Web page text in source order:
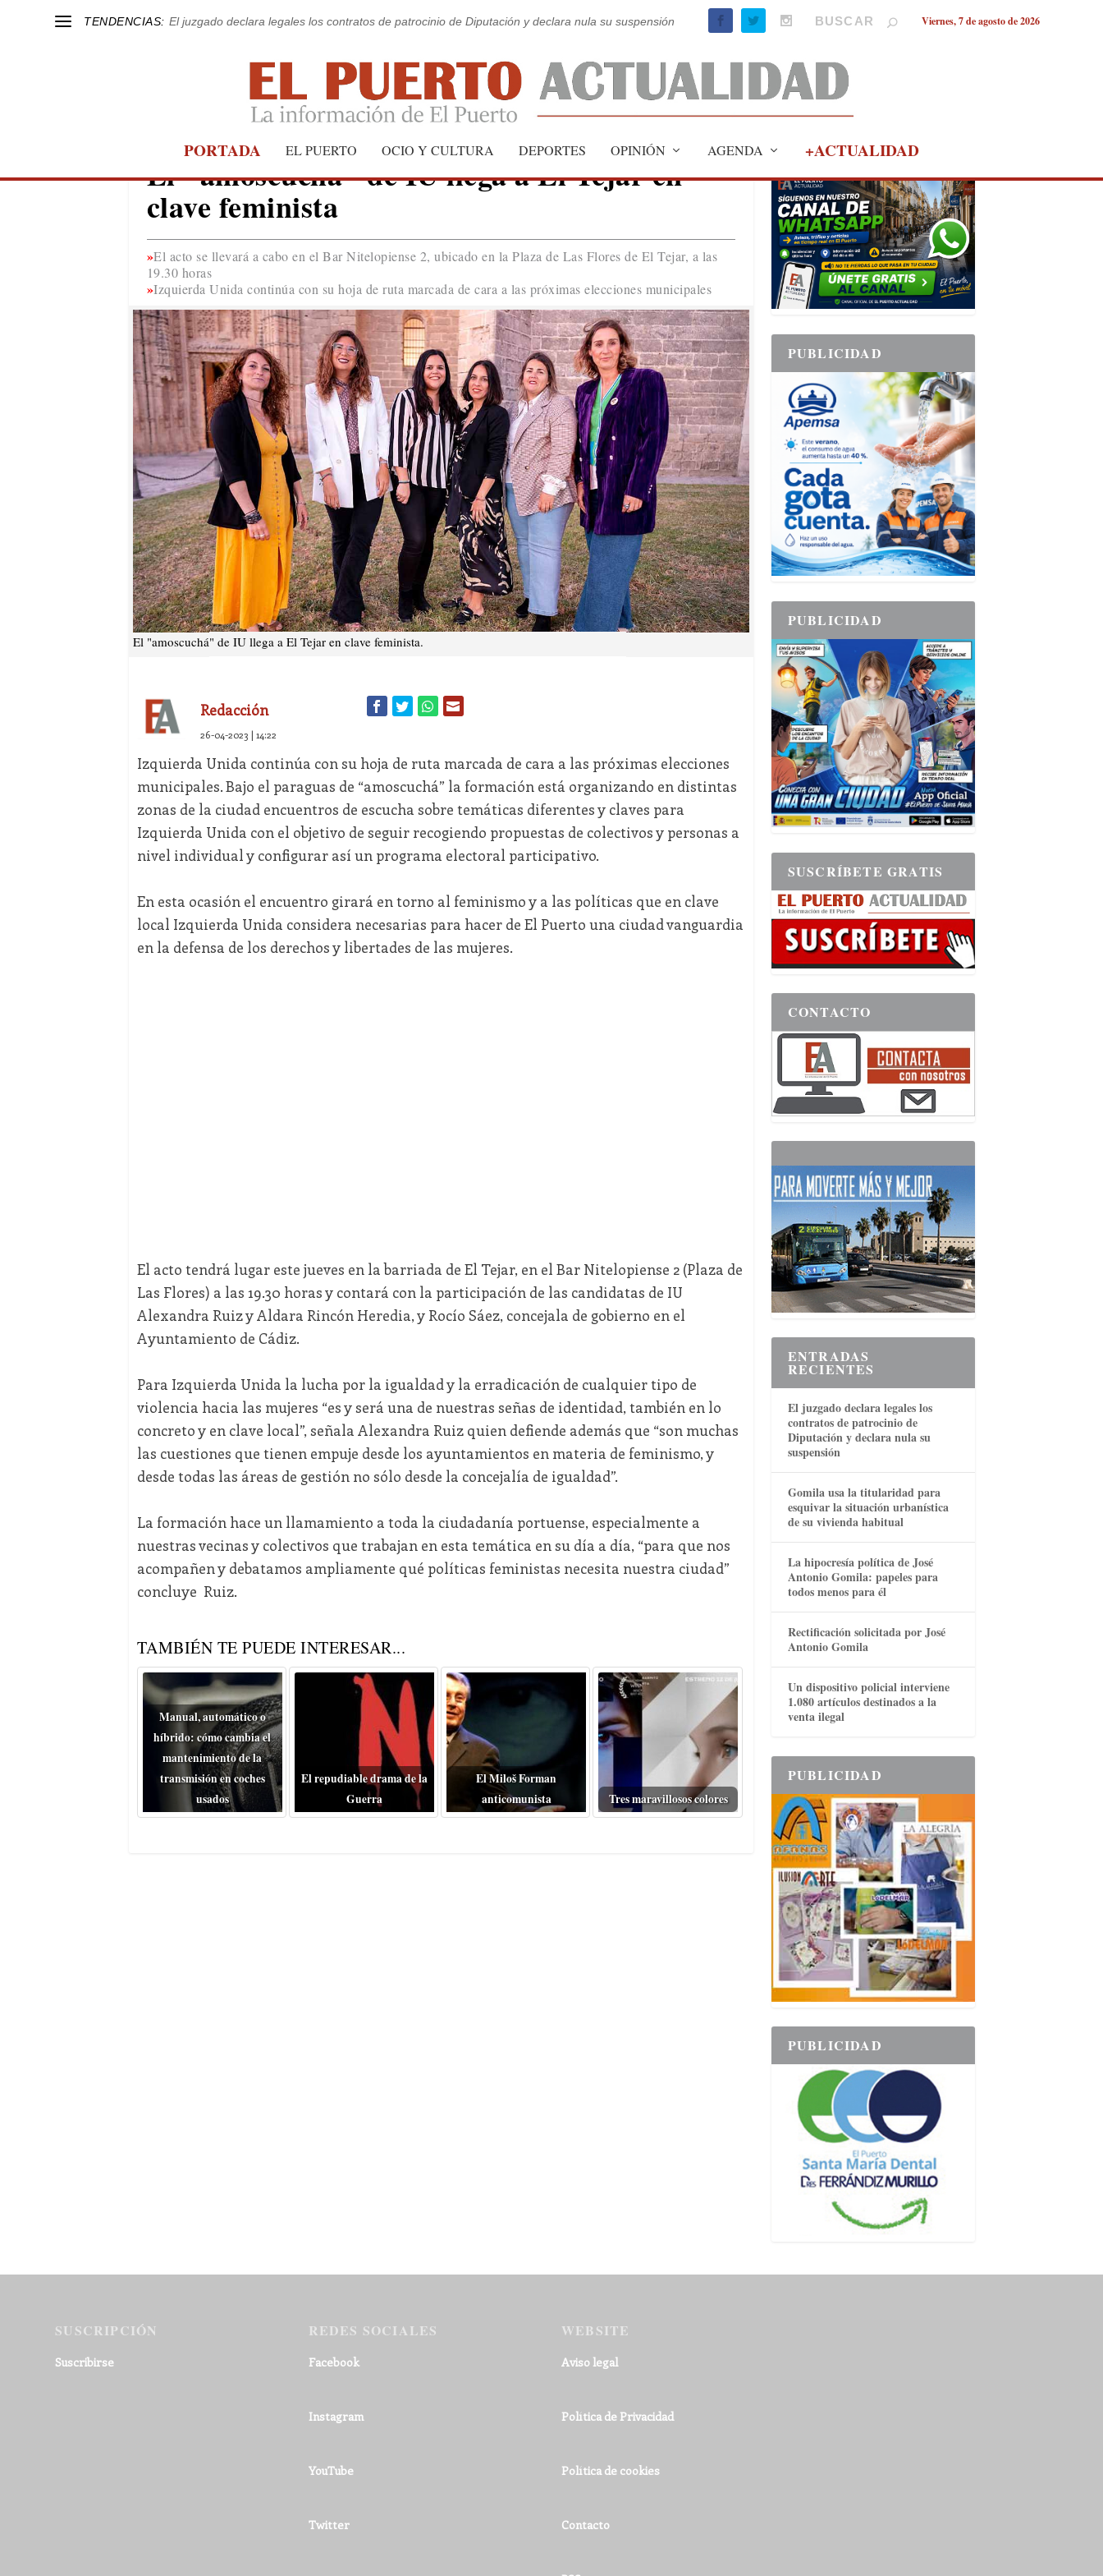
TENDENCIAS: El juzgado declara legales los contratos de patrocinio de Diputación y declara nula su suspensión Viernes, 7 de agosto de 2026
PORTADA EL PUERTO OCIO Y CULTURA DEPORTES OPINIÓN AGENDA +ACTUALIDAD
El "amoscuchá" de IU llega a El Tejar en
clave feminista
El acto se llevará a cabo en el Bar Nitelopiense 2, ubicado en la Plaza de Las Flores de El Tejar, a las
19.30 horas
Izquierda Unida continúa con su hoja de ruta marcada de cara a las próximas elecciones municipales
El "amoscuchá" de IU llega a El Tejar en clave feminista.
Redacción
26-04-2023 | 14:22
Izquierda Unida continúa con su hoja de ruta marcada de cara a las próximas elecciones
municipales. Bajo el paraguas de “amoscuchá” la formación está organizando en distintas
zonas de la ciudad encuentros de escucha sobre temáticas diferentes y claves para
Izquierda Unida con el objetivo de seguir recogiendo propuestas de colectivos y personas a
nivel individual y configurar así un programa electoral participativo.
En esta ocasión el encuentro girará en torno al feminismo y a las políticas que en clave
local Izquierda Unida considera necesarias para hacer de El Puerto una ciudad vanguardia
en la defensa de los derechos y libertades de las mujeres.
El acto tendrá lugar este jueves en la barriada de El Tejar, en el Bar Nitelopiense 2 (Plaza de
Las Flores) a las 19.30 horas y contará con la participación de las candidatas de IU
Alexandra Ruiz y Aldara Rincón Heredia, y Rocío Sáez, concejala de gobierno en el
Ayuntamiento de Cádiz.
Para Izquierda Unida la lucha por la igualdad y la erradicación de cualquier tipo de
violencia hacia las mujeres “es y será una de nuestras señas de identidad, también en lo
concreto y en clave local”, señala Alexandra Ruiz quien defiende además que “son muchas
las cuestiones que tienen empuje desde los ayuntamientos en materia de feminismo, y
desde todas las áreas de gestión no sólo desde la concejalía de igualdad”.
La formación hace un llamamiento a toda la ciudadanía portuense, especialmente a
nuestras vecinas y colectivos que trabajan en esta temática en su día a día, “para que nos
acompañen y debatamos ampliamente qué políticas feministas necesita nuestra ciudad”
concluye Ruiz.
TAMBIÉN TE PUEDE INTERESAR...
Manual, automático o
híbrido: cómo cambia el
mantenimiento de la
transmisión en coches
usados
El repudiable drama de la
Guerra
El Miloš Forman
anticomunista
Tres maravillosos colores
PUBLICIDAD
PUBLICIDAD
PUBLICIDAD
SUSCRÍBETE GRATIS
CONTACTO
ENTRADAS
RECIENTES
El juzgado declara legales los
contratos de patrocinio de
Diputación y declara nula su
suspensión
Gomila usa la titularidad para
esquivar la situación urbanística
de su vivienda habitual
La hipocresía política de José
Antonio Gomila: papeles para
todos menos para él
Rectificación solicitada por José
Antonio Gomila
Un dispositivo policial interviene
1.080 artículos destinados a la
venta ilegal
PUBLICIDAD
PUBLICIDAD
SUSCRIPCIÓN
Suscribirse
REDES SOCIALES
Facebook
Instagram
YouTube
Twitter
WEBSITE
Aviso legal
Política de Privacidad
Política de cookies
Contacto